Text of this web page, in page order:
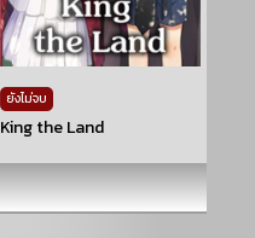
ยังไม่จบ
King the Land